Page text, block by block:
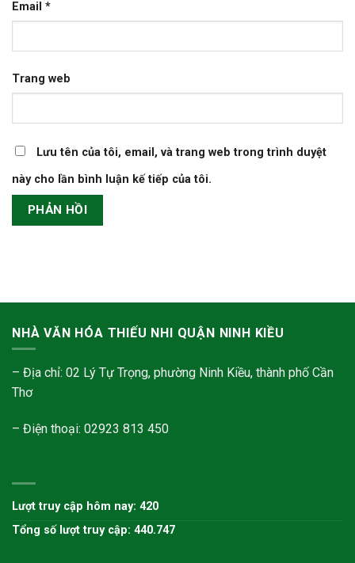
Email *
Trang web
Lưu tên của tôi, email, và trang web trong trình duyệt
này cho lần bình luận kế tiếp của tôi.
NHÀ VĂN HÓA THIẾU NHI QUẬN NINH KIỀU
– Địa chỉ: 02 Lý Tự Trọng, phường Ninh Kiều, thành phố Cần
Thơ
– Điện thoại: 02923 813 450
Lượt truy cập hôm nay: 420
Tổng số lượt truy cập: 440.747